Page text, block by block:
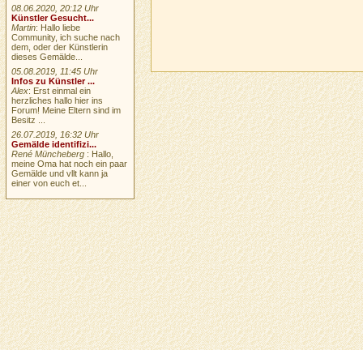
08.06.2020, 20:12 Uhr
Künstler Gesucht...
Martin: Hallo liebe
Community, ich suche nach
dem, oder der Künstlerin
dieses Gemälde...
05.08.2019, 11:45 Uhr
Infos zu Künstler ...
Alex: Erst einmal ein
herzliches hallo hier ins
Forum! Meine Eltern sind im
Besitz ...
26.07.2019, 16:32 Uhr
Gemälde identifizi...
René Müncheberg : Hallo,
meine Oma hat noch ein paar
Gemälde und vllt kann ja
einer von euch et...